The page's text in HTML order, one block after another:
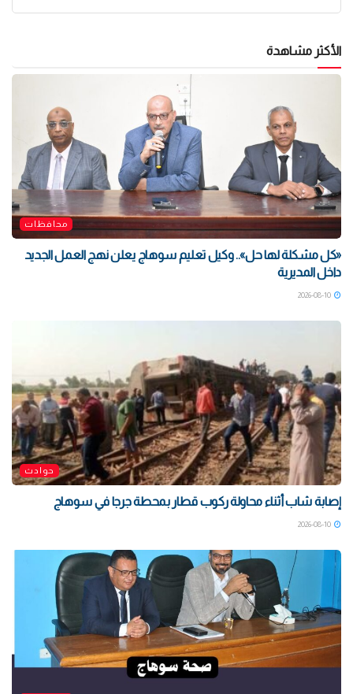
الأكثر مشاهدة
محافظات
«كل مشكلة لها حل».. وكيل تعليم سوهاج يعلن نهج العمل الجديد
داخل المديرية
حوادث
إصابة شاب أثناء محاولة ركوب قطار بمحطة جرجا في سوهاج